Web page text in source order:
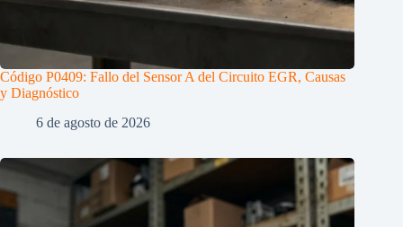
Código P0409: Fallo del Sensor A del Circuito EGR, Causas
y Diagnóstico
6 de agosto de 2026